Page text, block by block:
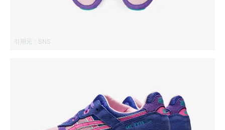
引用元： SNS